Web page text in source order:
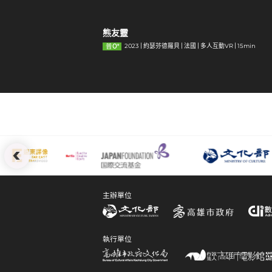
熊友靈
普0+ 2023 約瑟芬德羅貝 法國 多人互動VR 15min
主辦單位
執行單位